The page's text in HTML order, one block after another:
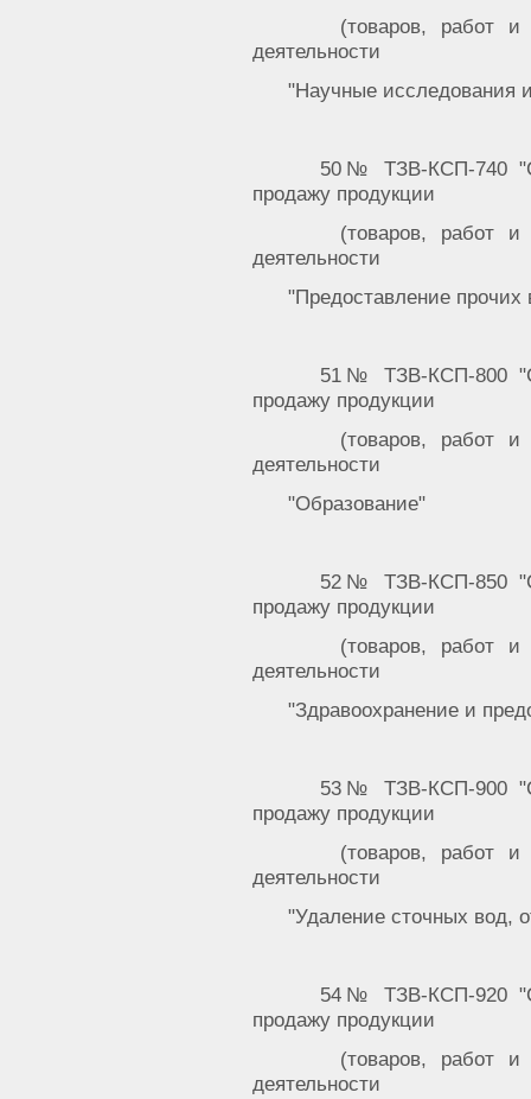
(товаров, работ
деятельности
"Научные исследования
50№ ТЗВ-КСП-740
продажу продукции
(товаров, работ
деятельности
"Предоставление прочих
51№ ТЗВ-КСП-800
продажу продукции
(товаров, работ
деятельности
"Образование"
52№ ТЗВ-КСП-850
продажу продукции
(товаров, работ
деятельности
"Здравоохранение и
53№ ТЗВ-КСП-900
продажу продукции
(товаров, работ
деятельности
"Удаление сточных вод,
54№ ТЗВ-КСП-920
продажу продукции
(товаров, работ
деятельности